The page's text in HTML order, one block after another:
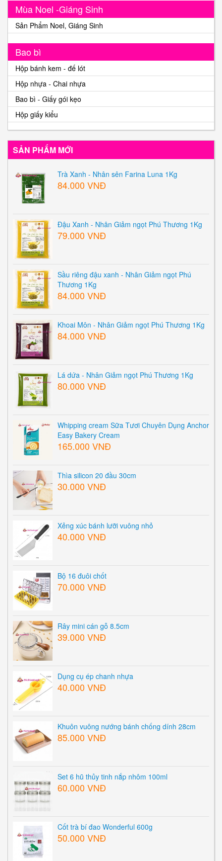
Mùa Noel -Giáng Sinh
Sản Phẩm Noel, Giáng Sinh
Bao bì
Hộp bánh kem - đế lót
Hộp nhựa - Chai nhựa
Bao bì - Giấy gói kẹo
Hộp giấy kiểu
SẢN PHẨM MỚI
Trà Xanh - Nhân sên Farina Luna 1Kg
84.000 VNĐ
Đậu Xanh - Nhân Giảm ngọt Phú Thương 1Kg
79.000 VNĐ
Sầu riêng đậu xanh - Nhân Giảm ngọt Phú
Thương 1Kg
84.000 VNĐ
Khoai Môn - Nhân Giảm ngọt Phú Thương 1Kg
84.000 VNĐ
Lá dứa - Nhân Giảm ngọt Phú Thương 1Kg
80.000 VNĐ
Whipping cream Sữa Tươi Chuyên Dụng Anchor
Easy Bakery Cream
165.000 VNĐ
Thìa silicon 20 đầu 30cm
30.000 VNĐ
Xẻng xúc bánh lưỡi vuông nhỏ
40.000 VNĐ
Bộ 16 đuôi chốt
70.000 VNĐ
Rây mini cán gỗ 8.5cm
39.000 VNĐ
Dụng cụ ép chanh nhựa
40.000 VNĐ
Khuôn vuông nướng bánh chống dính 28cm
85.000 VNĐ
Set 6 hũ thủy tinh nắp nhôm 100ml
60.000 VNĐ
Cốt trà bí đao Wonderful 600g
50.000 VNĐ